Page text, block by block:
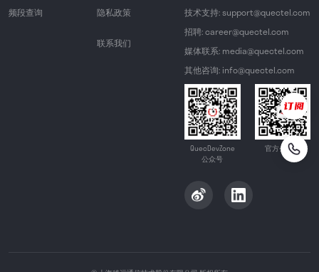
频段查询
隐私政策
联系我们
技术支持: support@quectel.com
招聘: career@quectel.com
媒体联系: media@quectel.com
其他咨询: info@quectel.com
QuecDevZone
公众号
官方公众号